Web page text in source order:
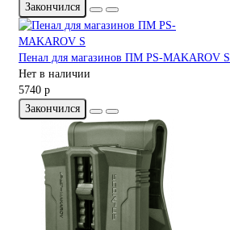
Закончился
Пенал для магазинов ПМ PS-MAKAROV S
Нет в наличии
5740 р
Закончился